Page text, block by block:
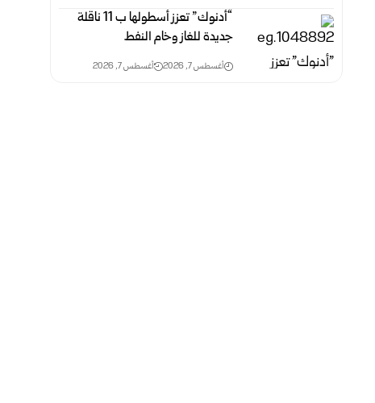
“أدنوك” تعزز أسطولها ب 11 ناقلة
جديدة للغاز وخام النفط
أغسطس 7, 2026 أغسطس 7, 2026